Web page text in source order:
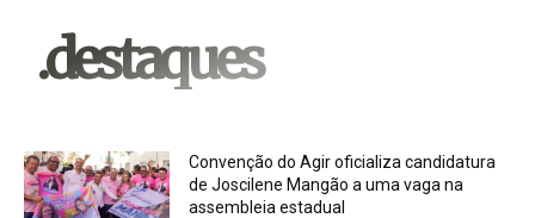
.destaques
Convenção do Agir oficializa candidatura
de Joscilene Mangão a uma vaga na
assembleia estadual